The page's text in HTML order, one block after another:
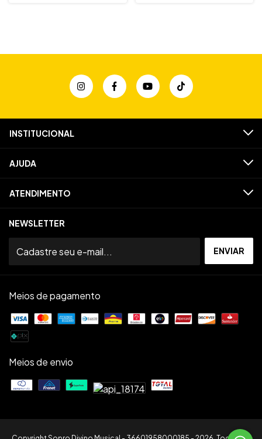
INSTITUCIONAL
AJUDA
ATENDIMENTO
NEWSLETTER
Meios de pagamento
Meios de envio